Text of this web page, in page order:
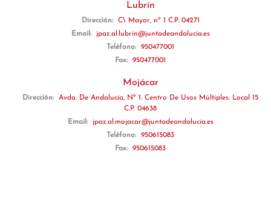
Lubrín
Dirección:
C\ Mayor, nº 1 C.P. 04271
Email:
jpaz.al.lubrin@juntadeandalucia.es
Teléfono:
950477001
Fax:
950477001
Mojácar
Dirección:
Avda. De Andalucía, Nº 1. Centro De Usos Múltiples. Local 15
C.P. 04638
Email:
jpaz.al.mojacar@juntadeandalucia.es
Teléfono:
950615083
Fax:
950615083